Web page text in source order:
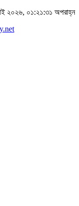
২০২৬, ০১:২১:৩১ অপরাহ্ন